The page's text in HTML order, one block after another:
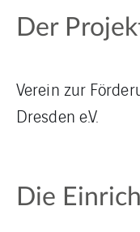
Der
Verein zur
Dresden e.V.
Die